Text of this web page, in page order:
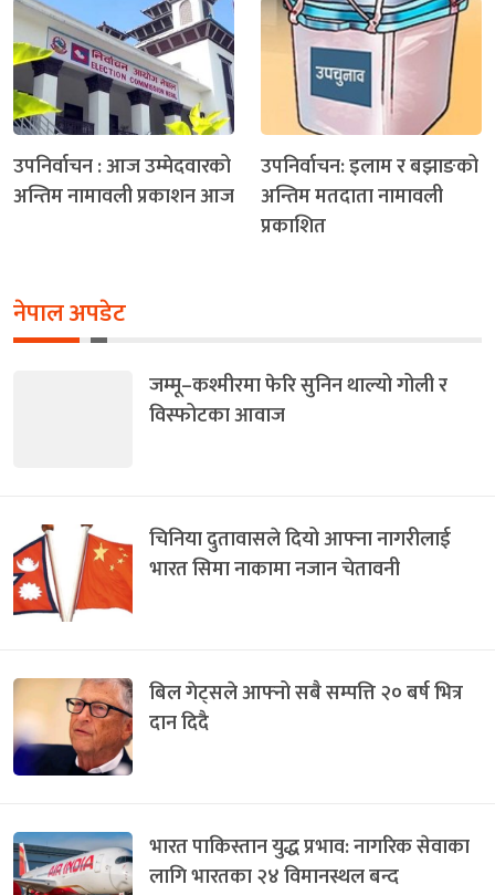
उपनिर्वाचन : आज उम्मेदवारको
अन्तिम नामावली प्रकाशन आज
उपनिर्वाचन: इलाम र बझाङको
अन्तिम मतदाता नामावली
प्रकाशित
नेपाल अपडेट
जम्मू–कश्मीरमा फेरि सुनिन थाल्यो गोली र
विस्फोटका आवाज
चिनिया दुतावासले दियो आफ्ना नागरीलाई
भारत सिमा नाकामा नजान चेतावनी
बिल गेट्सले आफ्नो सबै सम्पत्ति २० बर्ष भित्र
दान दिदै
भारत पाकिस्तान युद्ध प्रभाव: नागरिक सेवाका
लागि भारतका २४ विमानस्थल बन्द